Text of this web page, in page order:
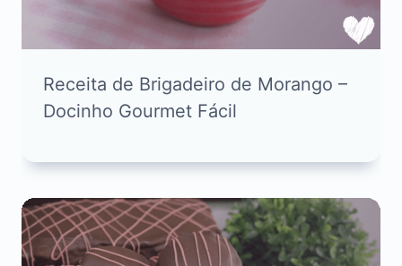
Receita de Brigadeiro de Morango –
Docinho Gourmet Fácil